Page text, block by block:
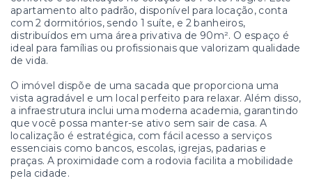
apartamento alto padrão, disponível para locação, conta
com 2 dormitórios, sendo 1 suíte, e 2 banheiros,
distribuídos em uma área privativa de 90m². O espaço é
ideal para famílias ou profissionais que valorizam qualidade
de vida.
O imóvel dispõe de uma sacada que proporciona uma
vista agradável e um local perfeito para relaxar. Além disso,
a infraestrutura inclui uma moderna academia, garantindo
que você possa manter-se ativo sem sair de casa. A
localização é estratégica, com fácil acesso a serviços
essenciais como bancos, escolas, igrejas, padarias e
praças. A proximidade com a rodovia facilita a mobilidade
pela cidade.